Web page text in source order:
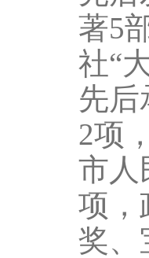
著5
社“
先后
2项
市人
项，
奖、